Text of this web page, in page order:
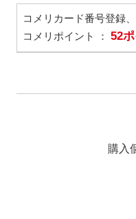
コメリカード番号登録
コメリポイント ： 52
購入